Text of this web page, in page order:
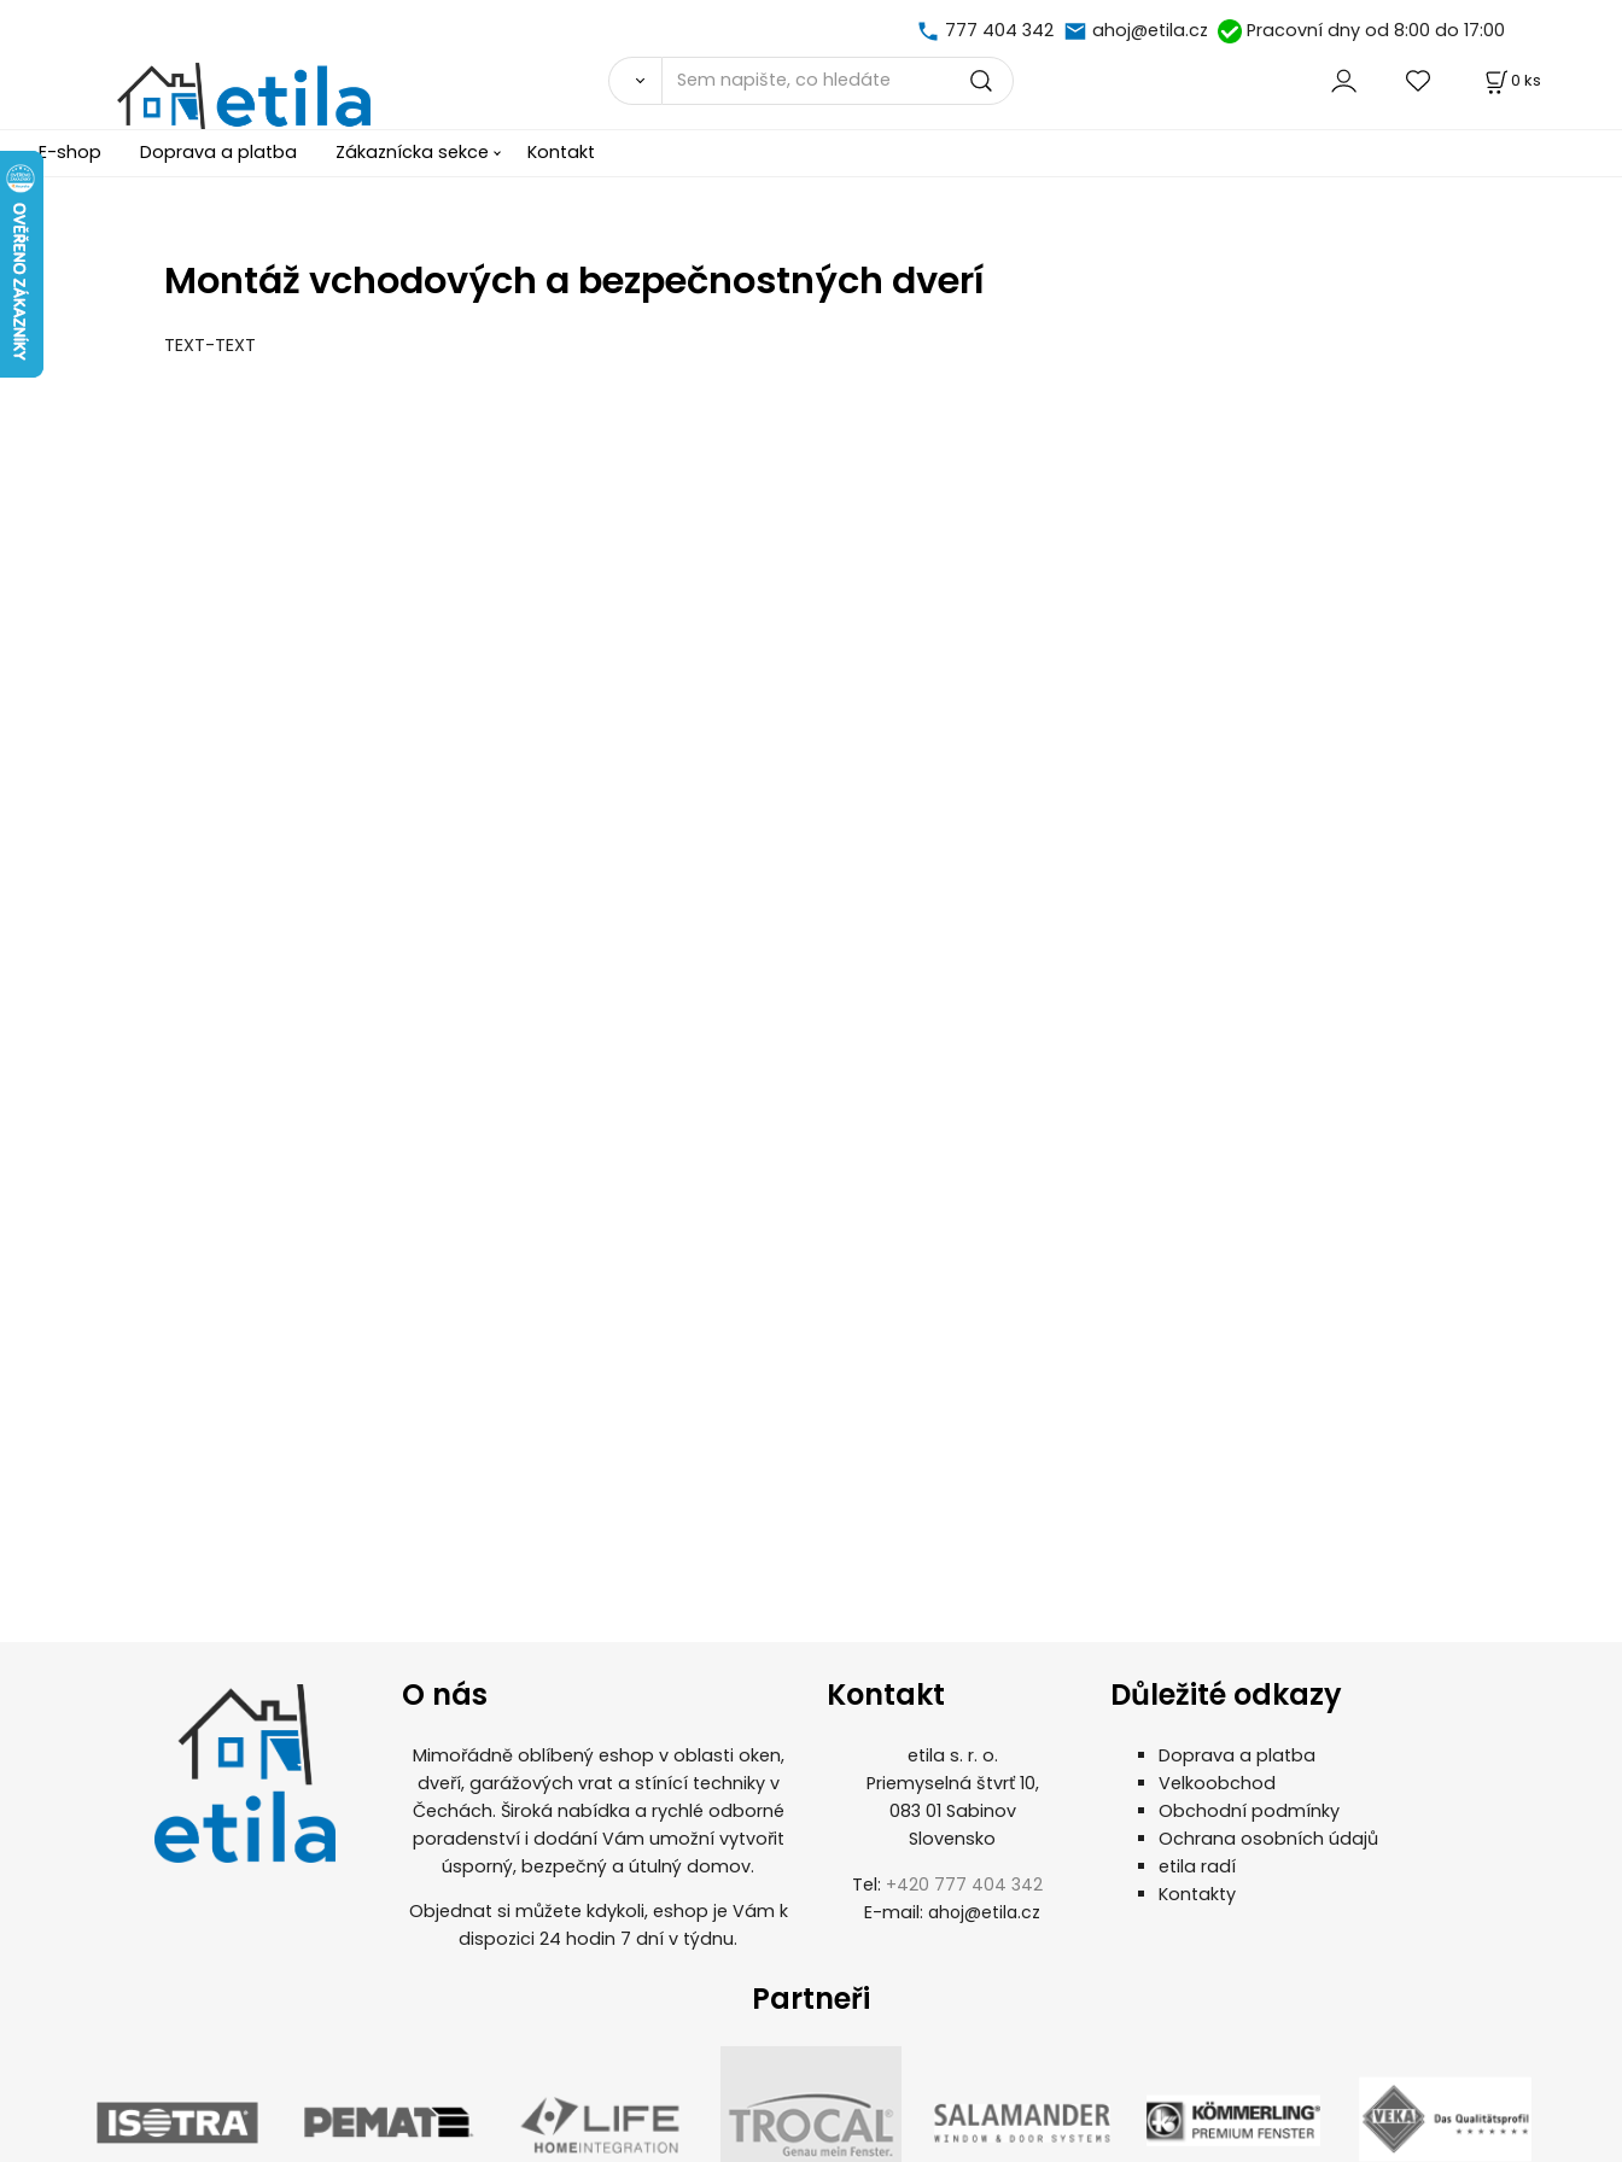
777 404 342 ahoj@etila.cz Pracovní dny od 8:00 do 17:00
0 ks
E-shop Doprava a platba Zákaznícka sekce Kontakt
Montáž vchodových a bezpečnostných dverí
TEXT-TEXT
O nás
Mimořádně oblíbený eshop v oblasti oken,
dveří, garážových vrat a stínící techniky v
Čechách. Široká nabídka a rychlé odborné
poradenství i dodání Vám umožní vytvořit
úsporný, bezpečný a útulný domov.
Objednat si můžete kdykoli, eshop je Vám k
dispozici 24 hodin 7 dní v týdnu.
Kontakt
etila s. r. o.
Priemyselná štvrť 10,
083 01 Sabinov
Slovensko
Tel: +420 777 404 342
E-mail:ahoj@etila.cz
Důležité odkazy
Doprava a platba
Velkoobchod
Obchodní podmínky
Ochrana osobních údajů
etila radí
Kontakty
Partneři